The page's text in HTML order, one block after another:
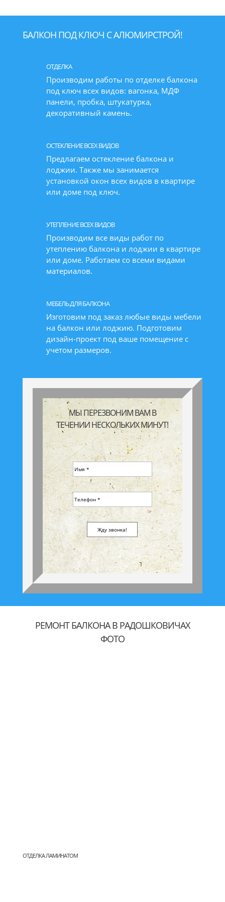
БАЛКОН ПОД КЛЮЧ С АЛЮМИРСТРОЙ!
ОТДЕЛКА
Производим работы по отделке балкона
под ключ всех видов: вагонка, МДФ
панели, пробка, штукатурка,
декоративный камень.
ОСТЕКЛЕНИЕ ВСЕХ ВИДОВ
Предлагаем остекление балкона и
лоджии. Также мы занимается
установкой окон всех видов в квартире
или доме под ключ.
УТЕПЛЕНИЕ ВСЕХ ВИДОВ
Производим все виды работ по
утеплению балкона и лоджии в квартире
или доме. Работаем со всеми видами
материалов.
МЕБЕЛЬ ДЛЯ БАЛКОНА
Изготовим под заказ любые виды мебели
на балкон или лоджию. Подготовим
дизайн-проект под ваше помещение с
учетом размеров.
МЫ ПЕРЕЗВОНИМ ВАМ В
ТЕЧЕНИИ НЕСКОЛЬКИХ МИНУТ!
РЕМОНТ БАЛКОНА В РАДОШКОВИЧАХ
ФОТО
ОТДЕЛКА ЛАМИНАТОМ